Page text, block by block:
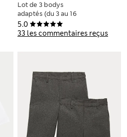
5.0
33 les commentaires reçus
Lot de 3 bodys
adaptés (du 3 au 16
ans)